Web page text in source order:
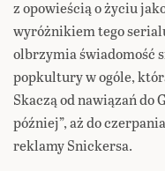
z opowieścią o życiu
wyróżnikiem tego
olbrzymia świadomość
popkultury w ogóle,
Skaczą od nawiązań do
później”, aż do
reklamy Snickersa.